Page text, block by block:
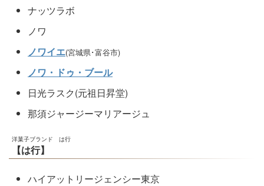
ナッツラボ
ノワ
ノワイエ(宮城県･富谷市)
ノワ・ドゥ・ブール
日光ラスク(元祖日昇堂)
那須ジャージーマリアージュ
洋菓子ブランド は行
【は行】
ハイアットリージェンシー東京